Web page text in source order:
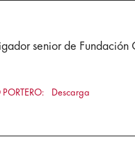
senior de
Descarga